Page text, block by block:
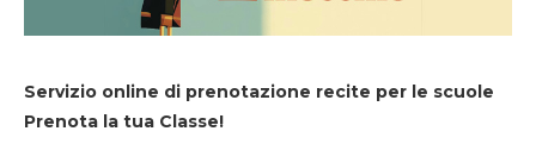
Servizio online di prenotazione recite per le scuole
Prenota la tua Classe!